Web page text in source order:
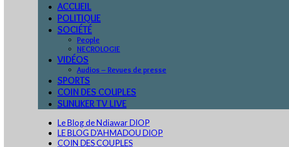
ACCUEIL
POLITIQUE
SOCIÉTÉ
People
NECROLOGIE
VIDÉOS
Audios – Revues de presse
SPORTS
COIN DES COUPLES
SUNUKER TV LIVE
Le Blog de Ndiawar DIOP
LE BLOG D’AHMADOU DIOP
COIN DES COUPLES